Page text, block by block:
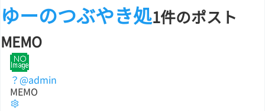
ゆーのつぶやき処1件のポスト
MEMO
？ @admin
MEMO